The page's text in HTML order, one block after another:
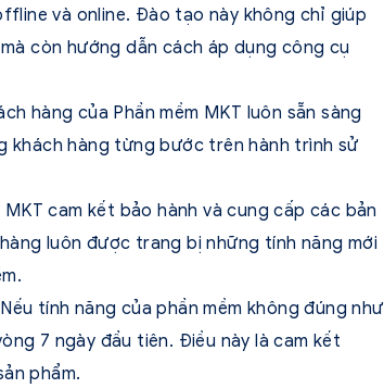
và online. Đào tạo này không chỉ giúp
mà còn hướng dẫn cách áp dụng công cụ
hàng của Phần mềm MKT luôn sẵn sàng
khách hàng từng bước trên hành trình sử
cam kết bảo hành và cung cấp các bản
luôn được trang bị những tính năng mới
tính năng của phần mềm không đúng như
7 ngày đầu tiên. Điều này là cam kết
phẩm.